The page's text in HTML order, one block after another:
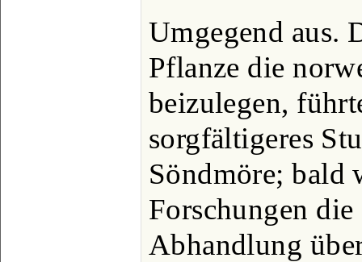
Umgegend aus.
Pflanze die
beizulegen,
sorgfältigeres
Söndmöre; bald
Forschungen
Abhandlung